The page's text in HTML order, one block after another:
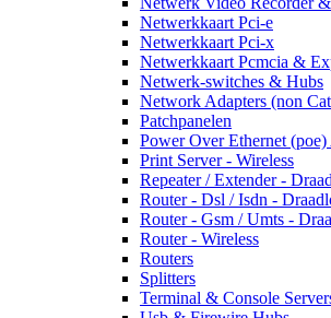
Netwerkkaart Pci-e
Netwerkkaart Pci-x
Netwerkkaart Pcmcia &
Netwerk-switches & Hubs
Network Adapters (non
Patchpanelen
Power Over Ethernet (poe)
Print Server - Wireless
Repeater / Extender -
Router - Dsl / Isdn -
Router - Gsm / Umts -
Router - Wireless
Routers
Splitters
Terminal & Console